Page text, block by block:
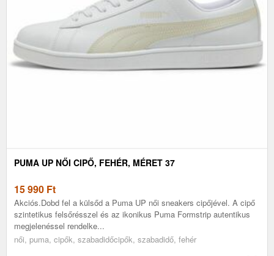
PUMA UP NŐI CIPŐ, FEHÉR, MÉRET 37
15 990 Ft
Akciós.Dobd fel a külsőd a Puma UP női sneakers cipőjével. A cipő
szintetikus felsőrésszel és az ikonikus Puma Formstrip autentikus
megjelenéssel rendelke...
női, puma, cipők, szabadidőcipők, szabadidő, fehér